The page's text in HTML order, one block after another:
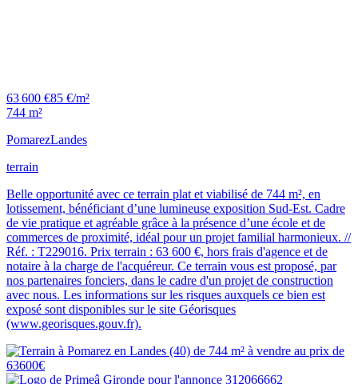
63 600 €85 €/m²
744 m²
PomarezLandes
terrain
Belle opportunité avec ce terrain plat et viabilisé de 744 m², en
lotissement, bénéficiant d’une lumineuse exposition Sud-Est. Cadre
de vie pratique et agréable grâce à la présence d’une école et de
commerces de proximité, idéal pour un projet familial harmonieux. //
Réf. : T229016. Prix terrain : 63 600 €, hors frais d'agence et de
notaire à la charge de l'acquéreur. Ce terrain vous est proposé, par
nos partenaires fonciers, dans le cadre d'un projet de construction
avec nous. Les informations sur les risques auxquels ce bien est
exposé sont disponibles sur le site Géorisques
(www.georisques.gouv.fr).